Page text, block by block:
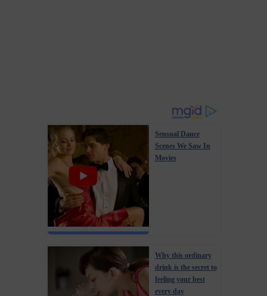
Sensual Dance
Scenes We Saw In
Movies
Why this ordinary
drink is the secret to
feeling your best
every day